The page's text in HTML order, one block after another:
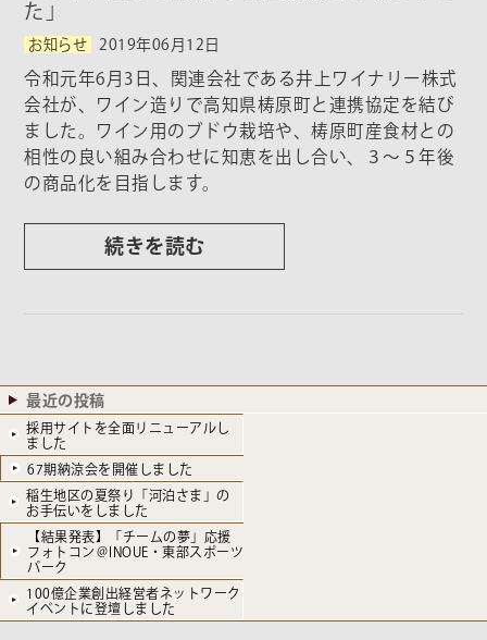
た」
お知らせ 2019年06月12日
令和元年6月3日、関連会社である井上ワイナリー株式
会社が、ワイン造りで高知県梼原町と連携協定を結び
ました。ワイン用のブドウ栽培や、梼原町産食材との
相性の良い組み合わせに知恵を出し合い、３～５年後
の商品化を目指します。
続きを読む
最近の投稿
採用サイトを全面リニューアルし
ました
67期納涼会を開催しました
稲生地区の夏祭り「河泊さま」の
お手伝いをしました
【結果発表】「チームの夢」応援
フォトコン＠INOUE・東部スポーツ
パーク
100億企業創出経営者ネットワーク
イベントに登壇しました